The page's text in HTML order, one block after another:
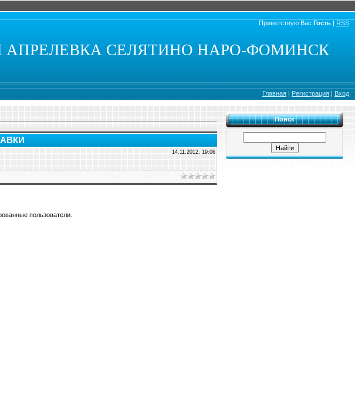
Приветствую Вас Гость | RSS
АПРЕЛЕВКА СЕЛЯТИНО НАРО-ФОМИНСК
Главная | Регистрация | Вход
14.11.2012, 19:06
пользователи.
Поиск